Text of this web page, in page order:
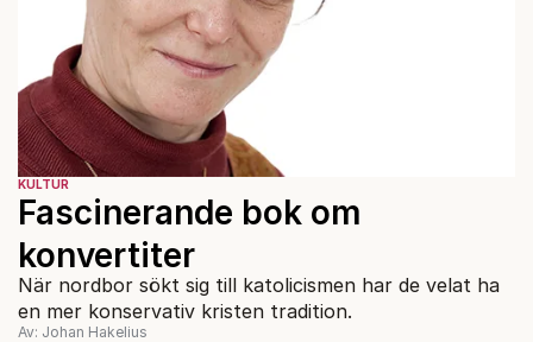
KULTUR
Fascinerande bok om
konvertiter
När nordbor sökt sig till katolicismen har de velat ha
en mer konservativ kristen tradition.
Av: Johan Hakelius